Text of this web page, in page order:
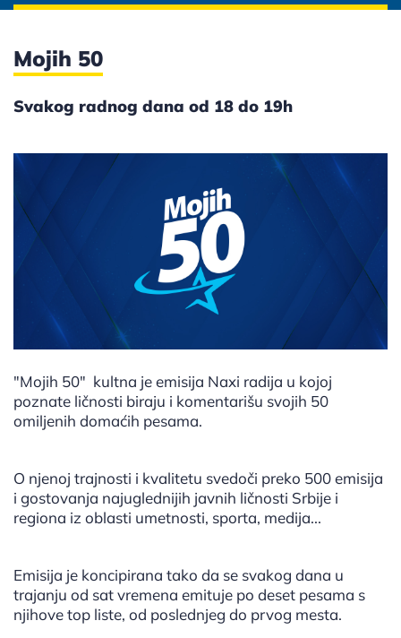
Mojih 50
Svakog radnog dana od 18 do 19h
"Mojih 50" kultna je emisija Naxi radija u kojoj
poznate ličnosti biraju i komentarišu svojih 50
omiljenih domaćih pesama.
O njenoj trajnosti i kvalitetu svedoči preko 500 emisija
i gostovanja najuglednijih javnih ličnosti Srbije i
regiona iz oblasti umetnosti, sporta, medija...
Emisija je koncipirana tako da se svakog dana u
trajanju od sat vremena emituje po deset pesama s
njihove top liste, od poslednjeg do prvog mesta.